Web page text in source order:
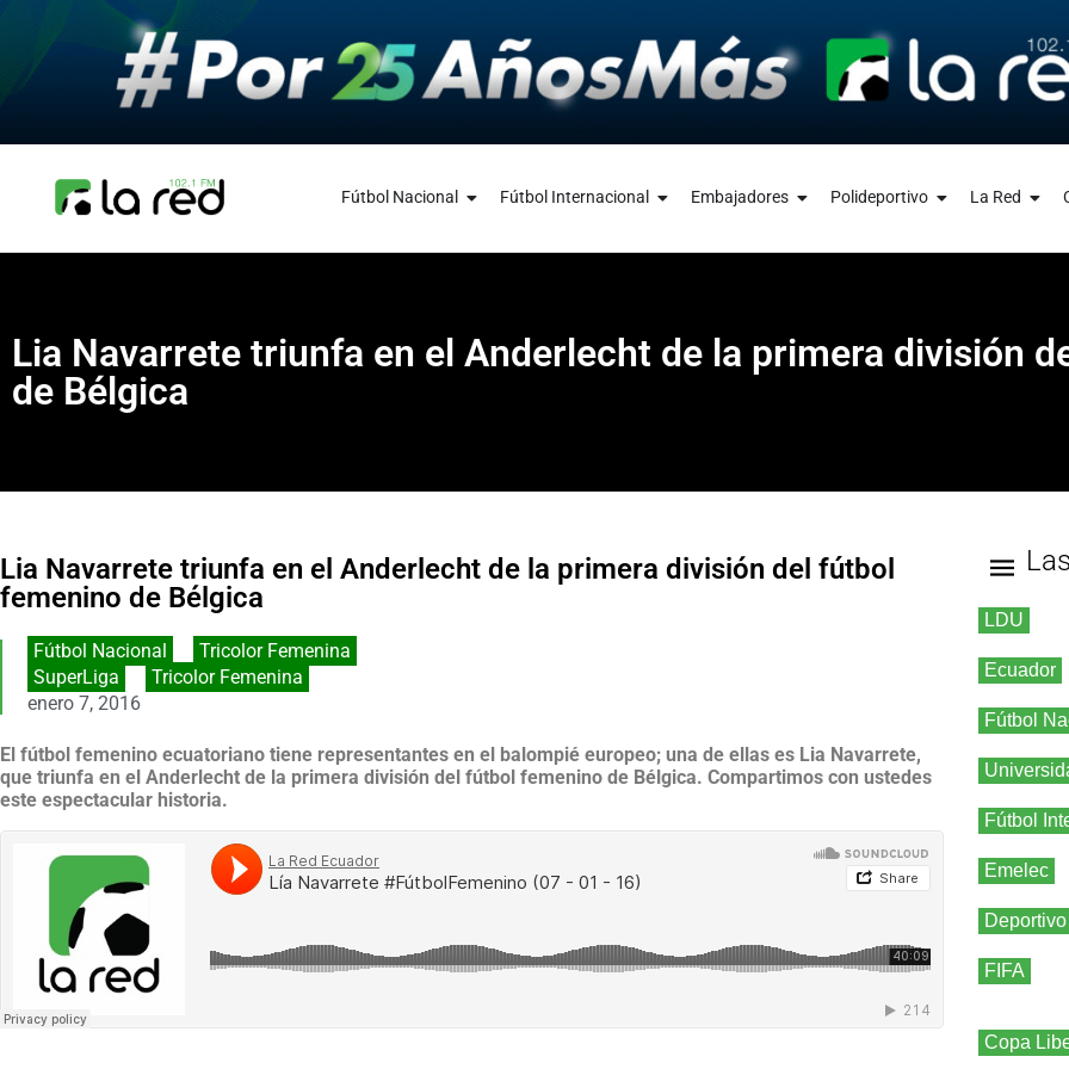
Fútbol Nacional Fútbol Internacional Embajadores Polideportivo La Red
Lia Navarrete triunfa en el Anderlecht de la primera división
de Bélgica
Lia Navarrete triunfa en el Anderlecht de la primera división del fútbol
femenino de Bélgica
Fútbol Nacional
Tricolor Femenina
SuperLiga
Tricolor Femenina
enero 7, 2016
El fútbol femenino ecuatoriano tiene representantes en el balompié europeo; una de ellas es Lia Navarrete,
que triunfa en el Anderlecht de la primera división del fútbol femenino de Bélgica. Compartimos con ustedes
este espectacular historia.
LDU
Ecuador
Fútbol
Fútbol
Emelec
FIFA
Copa